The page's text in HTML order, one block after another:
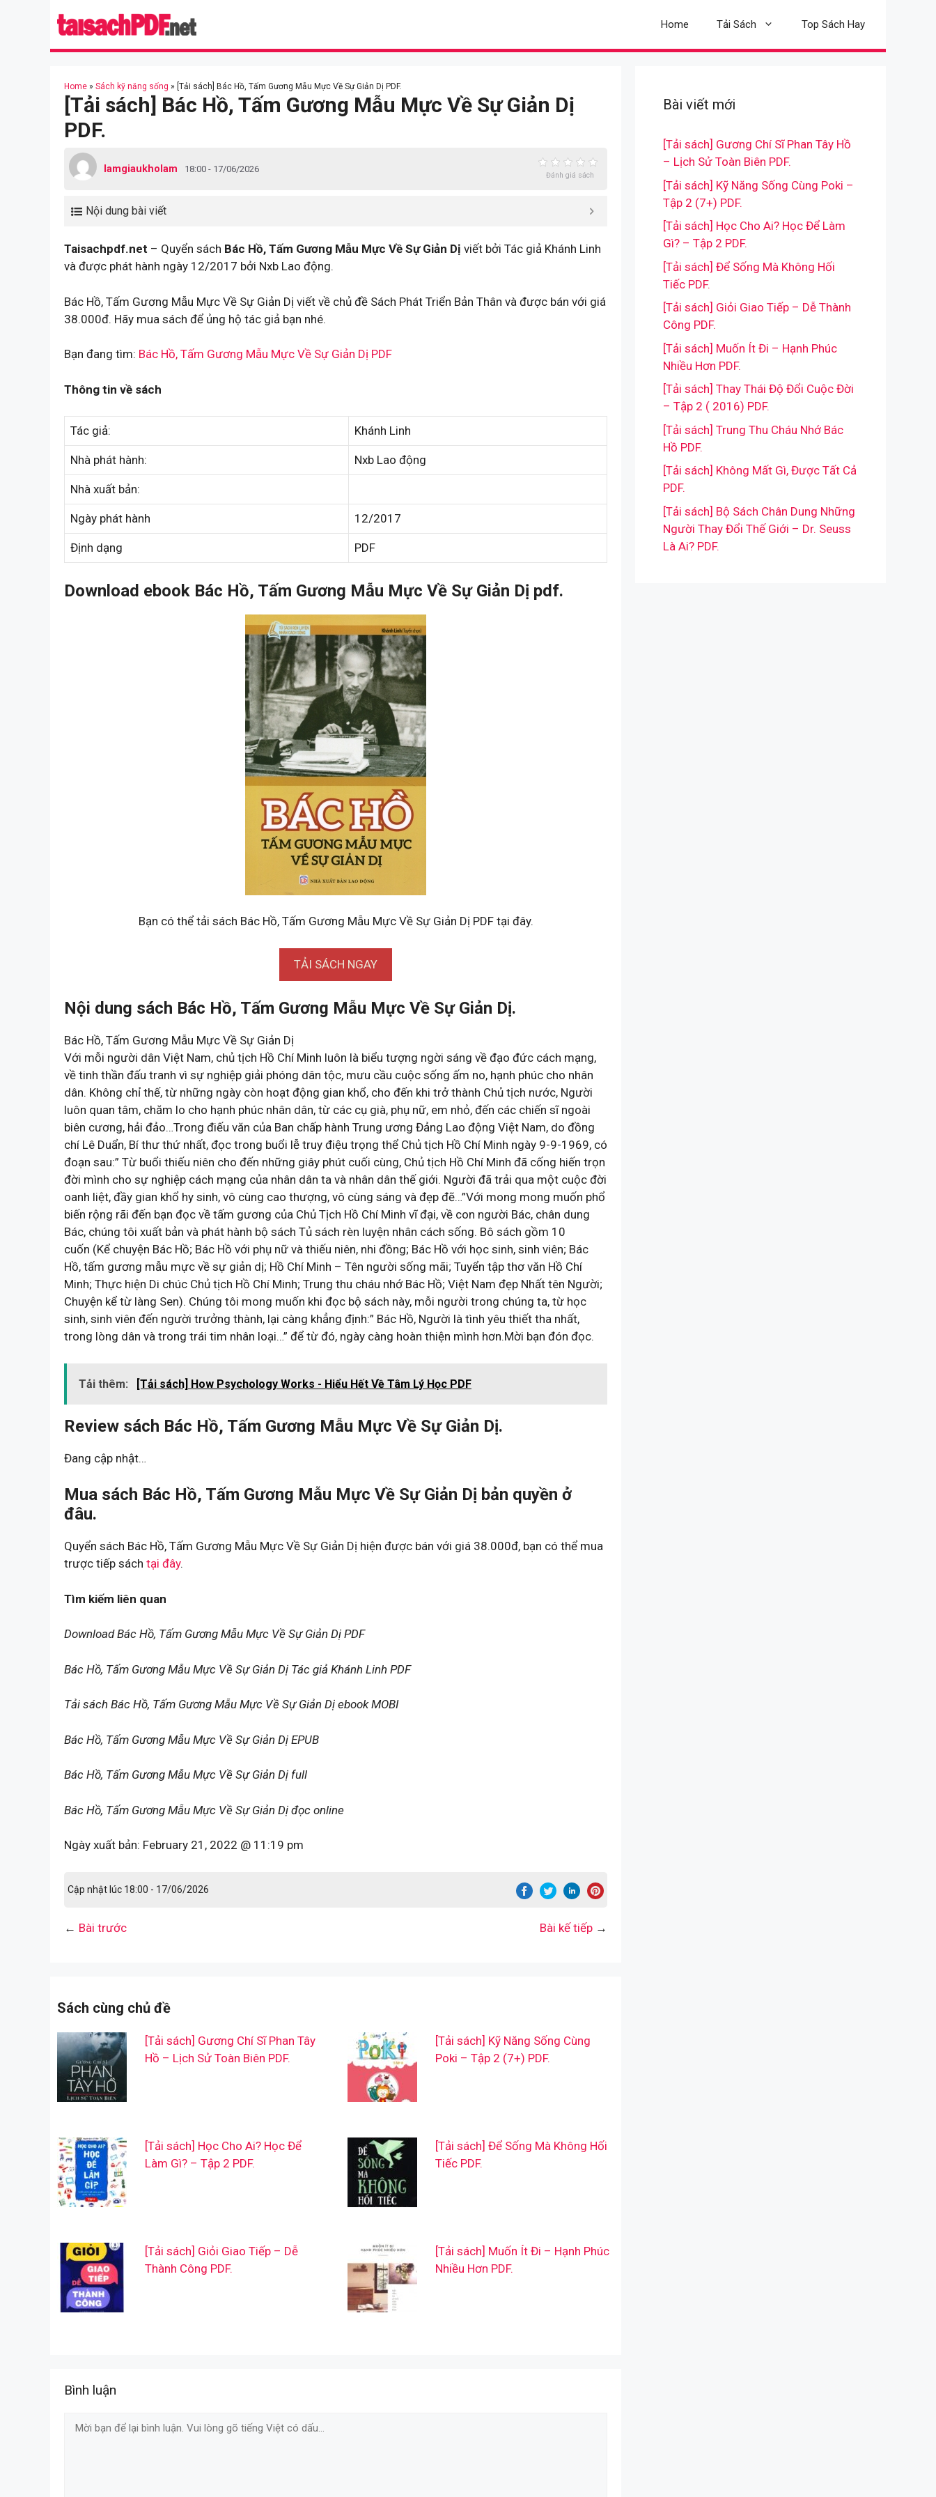
Home Tải Sách Top Sách Hay
Home » Sách kỹ năng sống » [Tải sách] Bác Hồ, Tấm Gương Mẫu Mực Về Sự Giản Dị PDF.
[Tải sách] Bác Hồ, Tấm Gương Mẫu Mực Về Sự Giản Dị
PDF.
lamgiaukholam 18:00 - 17/06/2026
Đánh giá sách
Nội dung bài viết
Taisachpdf.net – Quyển sách Bác Hồ, Tấm Gương Mẫu Mực Về Sự Giản Dị viết bởi Tác giả Khánh Linh
và được phát hành ngày 12/2017 bởi Nxb Lao động.
Bác Hồ, Tấm Gương Mẫu Mực Về Sự Giản Dị viết về chủ đề Sách Phát Triển Bản Thân và được bán với giá
38.000đ. Hãy mua sách để ủng hộ tác giả bạn nhé.
Bạn đang tìm: Bác Hồ, Tấm Gương Mẫu Mực Về Sự Giản Dị PDF
Thông tin về sách
Tác giả: Khánh Linh
Nhà phát hành: Nxb Lao động
Nhà xuất bản:
Ngày phát hành 12/2017
Định dạng PDF
Download ebook Bác Hồ, Tấm Gương Mẫu Mực Về Sự Giản Dị pdf.
Bạn có thể tải sách Bác Hồ, Tấm Gương Mẫu Mực Về Sự Giản Dị PDF tại đây.
TẢI SÁCH NGAY
Nội dung sách Bác Hồ, Tấm Gương Mẫu Mực Về Sự Giản Dị.
Bác Hồ, Tấm Gương Mẫu Mực Về Sự Giản Dị
Với mỗi người dân Việt Nam, chủ tịch Hồ Chí Minh luôn là biểu tượng ngời sáng về đạo đức cách mạng,
về tinh thần đấu tranh vì sự nghiệp giải phóng dân tộc, mưu cầu cuộc sống ấm no, hạnh phúc cho nhân
dân. Không chỉ thế, từ những ngày còn hoạt động gian khổ, cho đến khi trở thành Chủ tịch nước, Người
luôn quan tâm, chăm lo cho hạnh phúc nhân dân, từ các cụ già, phụ nữ, em nhỏ, đến các chiến sĩ ngoài
biên cương, hải đảo…Trong điếu văn của Ban chấp hành Trung ương Đảng Lao động Việt Nam, do đồng
chí Lê Duẩn, Bí thư thứ nhất, đọc trong buổi lễ truy điệu trọng thể Chủ tịch Hồ Chí Minh ngày 9-9-1969, có
đoạn sau:” Từ buổi thiếu niên cho đến những giây phút cuối cùng, Chủ tịch Hồ Chí Minh đã cống hiến trọn
đời mình cho sự nghiệp cách mạng của nhân dân ta và nhân dân thế giới. Người đã trải qua một cuộc đời
oanh liệt, đầy gian khổ hy sinh, vô cùng cao thượng, vô cùng sáng và đẹp đẽ…”Với mong mong muốn phổ
biến rộng rãi đến bạn đọc về tấm gương của Chủ Tịch Hồ Chí Minh vĩ đại, về con người Bác, chân dung
Bác, chúng tôi xuất bản và phát hành bộ sách Tủ sách rèn luyện nhân cách sống. Bô sách gồm 10
cuốn (Kể chuyện Bác Hồ; Bác Hồ với phụ nữ và thiếu niên, nhi đồng; Bác Hồ với học sinh, sinh viên; Bác
Hồ, tấm gương mẫu mực về sự giản dị; Hồ Chí Minh – Tên người sống mãi; Tuyển tập thơ văn Hồ Chí
Minh; Thực hiện Di chúc Chủ tịch Hồ Chí Minh; Trung thu cháu nhớ Bác Hồ; Việt Nam đẹp Nhất tên Người;
Chuyện kể từ làng Sen). Chúng tôi mong muốn khi đọc bộ sách này, mỗi người trong chúng ta, từ học
sinh, sinh viên đến người trưởng thành, lại càng khẳng định:” Bác Hồ, Người là tình yêu thiết tha nhất,
trong lòng dân và trong trái tim nhân loại…” để từ đó, ngày càng hoàn thiện mình hơn.Mời bạn đón đọc.
Tải thêm: [Tải sách] How Psychology Works - Hiểu Hết Về Tâm Lý Học PDF
Review sách Bác Hồ, Tấm Gương Mẫu Mực Về Sự Giản Dị.
Đang cập nhật…
Mua sách Bác Hồ, Tấm Gương Mẫu Mực Về Sự Giản Dị bản quyền ở
đâu.
Quyển sách Bác Hồ, Tấm Gương Mẫu Mực Về Sự Giản Dị hiện được bán với giá 38.000đ, bạn có thể mua
trược tiếp sách tại đây.
Tìm kiếm liên quan
Download Bác Hồ, Tấm Gương Mẫu Mực Về Sự Giản Dị PDF
Bác Hồ, Tấm Gương Mẫu Mực Về Sự Giản Dị Tác giả Khánh Linh PDF
Tải sách Bác Hồ, Tấm Gương Mẫu Mực Về Sự Giản Dị ebook MOBI
Bác Hồ, Tấm Gương Mẫu Mực Về Sự Giản Dị EPUB
Bác Hồ, Tấm Gương Mẫu Mực Về Sự Giản Dị full
Bác Hồ, Tấm Gương Mẫu Mực Về Sự Giản Dị đọc online
Ngày xuất bản: February 21, 2022 @ 11:19 pm
Cập nhật lúc 18:00 - 17/06/2026
← Bài trước Bài kế tiếp →
Sách cùng chủ đề
[Tải sách] Gương Chí Sĩ Phan Tây
Hồ – Lịch Sử Toàn Biên PDF.
[Tải sách] Kỹ Năng Sống Cùng
Poki – Tập 2 (7+) PDF.
[Tải sách] Học Cho Ai? Học Để
Làm Gì? – Tập 2 PDF.
[Tải sách] Để Sống Mà Không Hối
Tiếc PDF.
[Tải sách] Giỏi Giao Tiếp – Dễ
Thành Công PDF.
[Tải sách] Muốn Ít Đi – Hạnh Phúc
Nhiều Hơn PDF.
Bình luận
Comment
Bài viết mới
[Tải sách] Gương Chí Sĩ Phan Tây Hồ
– Lịch Sử Toàn Biên PDF.
[Tải sách] Kỹ Năng Sống Cùng Poki –
Tập 2 (7+) PDF.
[Tải sách] Học Cho Ai? Học Để Làm
Gì? – Tập 2 PDF.
[Tải sách] Để Sống Mà Không Hối
Tiếc PDF.
[Tải sách] Giỏi Giao Tiếp – Dễ Thành
Công PDF.
[Tải sách] Muốn Ít Đi – Hạnh Phúc
Nhiều Hơn PDF.
[Tải sách] Thay Thái Độ Đổi Cuộc Đời
– Tập 2 ( 2016) PDF.
[Tải sách] Trung Thu Cháu Nhớ Bác
Hồ PDF.
[Tải sách] Không Mất Gì, Được Tất Cả
PDF.
[Tải sách] Bộ Sách Chân Dung Những
Người Thay Đổi Thế Giới – Dr. Seuss
Là Ai? PDF.